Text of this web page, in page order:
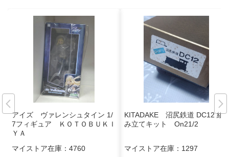
アイズ ヴァレンシュタイン 1/
7フィギュア ＫＯＴＯＢＵＫＩ
ＹＡ
マイストア在庫： 4760
KITADAKE 沼尻鉄道 DC12 組
み立てキット On21/2
マイストア在庫： 1297